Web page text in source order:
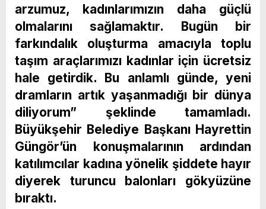
arzumuz, kadınlarımızın daha güçlü
olmalarını sağlamaktır. Bugün bir
farkındalık oluşturma amacıyla toplu
taşım araçlarımızı kadınlar için ücretsiz
hale getirdik. Bu anlamlı günde, yeni
dramların artık yaşanmadığı bir dünya
diliyorum” şeklinde tamamladı.
Büyükşehir Belediye Başkanı Hayrettin
Güngör’ün konuşmalarının ardından
katılımcılar kadına yönelik şiddete hayır
diyerek turuncu balonları gökyüzüne
bıraktı.